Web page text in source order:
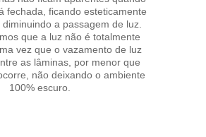
fechada, ficando esteticamente
a passagem de luz.
que a luz não é totalmente
vez que o vazamento de luz
as lâminas, por menor que
não deixando o ambiente
100% escuro.